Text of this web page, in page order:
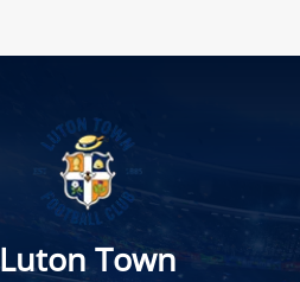
Luton Town